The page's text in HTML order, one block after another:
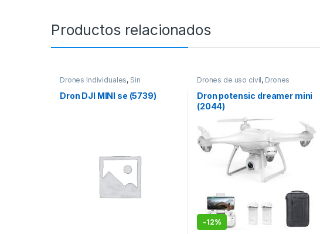
Productos relacionados
Drones Individuales, Sin
Dron DJI MINI se (5739)
Drones de uso civil, Drones
Dron potensic dreamer mini
(2044)
-12%